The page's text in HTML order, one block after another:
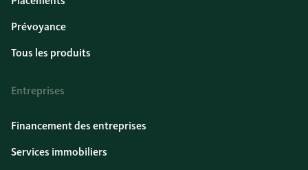
Prévoyance
Tous les produits
Entreprises
Financement des entreprises
Services immobiliers